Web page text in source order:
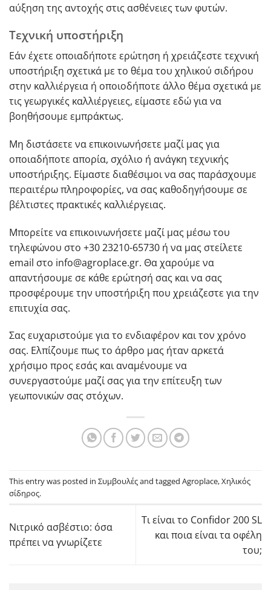
αύξηση της αντοχής στις ασθένειες των φυτών.
Τεχνική υποστήριξη
Εάν έχετε οποιαδήποτε ερώτηση ή χρειάζεστε τεχνική
υποστήριξη σχετικά με το θέμα του χηλικού σιδήρου
στην καλλιέργεια ή οποιοδήποτε άλλο θέμα σχετικά με
τις γεωργικές καλλιέργειες, είμαστε εδώ για να
βοηθήσουμε εμπράκτως.
Μη διστάσετε να επικοινωνήσετε μαζί μας για
οποιαδήποτε απορία, σχόλιο ή ανάγκη τεχνικής
υποστήριξης. Είμαστε διαθέσιμοι να σας παράσχουμε
περαιτέρω πληροφορίες, να σας καθοδηγήσουμε σε
βέλτιστες πρακτικές καλλιέργειας.
Μπορείτε να επικοινωνήσετε μαζί μας μέσω του
τηλεφώνου στο +30 23210-65730 ή να μας στείλετε
email στο info@agroplace.gr. Θα χαρούμε να
απαντήσουμε σε κάθε ερώτησή σας και να σας
προσφέρουμε την υποστήριξη που χρειάζεστε για την
επιτυχία σας.
Σας ευχαριστούμε για το ενδιαφέρον και τον χρόνο
σας. Ελπίζουμε πως το άρθρο μας ήταν αρκετά
χρήσιμο προς εσάς και αναμένουμε να
συνεργαστούμε μαζί σας για την επίτευξη των
γεωπονικών σας στόχων.
This entry was posted in Συμβουλέςand tagged Agroplace,Χηλικός
σίδηρος.
Νιτρικό ασβέστιο: όσα
πρέπει να γνωρίζετε
Τι είναι το Confidor 200 SL
και ποια είναι τα οφέλη
του;